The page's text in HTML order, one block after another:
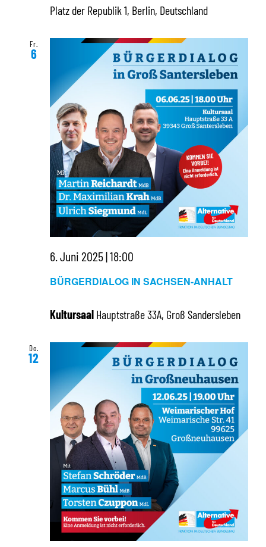
Platz der Republik 1, Berlin, Deutschland
Fr.
6
BÜRGERDIALOG IN SACHSEN-ANHALT
6. Juni 2025 | 18:00
Kultursaal Hauptstraße 33A, Groß Sandersleben
Do.
12